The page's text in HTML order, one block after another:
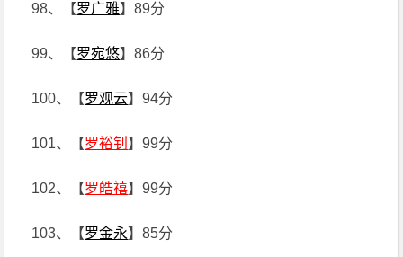
98、【罗广雅】89分
99、【罗宛悠】86分
100、【罗观云】94分
101、【罗裕钊 】99分
102、【罗皓禧】99分
103、【罗金永】85分